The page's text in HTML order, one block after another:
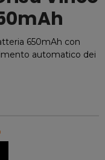
650mAh con
automatico dei